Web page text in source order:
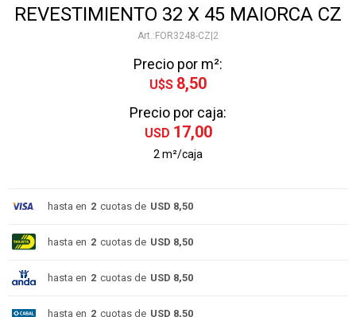
REVESTIMIENTO 32 X 45 MAIORCA CZ
FOR3248-CZ|2
Precio por m²:
U$S 8,50
Precio por caja:
USD 17,00
2 m²/caja
hasta en 2 cuotas de USD 8,50
hasta en 2 cuotas de USD 8,50
hasta en 2 cuotas de USD 8,50
hasta en 2 cuotas de USD 8,50